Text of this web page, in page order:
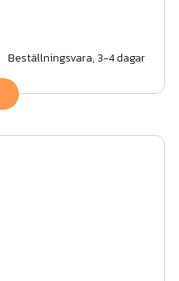
Beställningsvara, 3-4 dagar